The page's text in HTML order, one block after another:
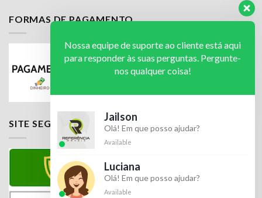
FORMAS DE PAGAMENTO
SITE SEGURO
Nossa equipe de suporte ao cliente está aqui
para responder às suas perguntas. Pergunte-
nos qualquer coisa!
Jailson
Olá! Em que posso ajudar?
Available
Luciana
Olá! Em que posso ajudar?
Available